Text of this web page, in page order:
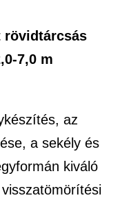
rövidtárcsás
7,0 m
az
a sekély és
kiváló